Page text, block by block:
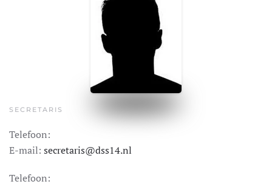
SECRETARIS
Telefoon:
E-mail: secretaris@dss14.nl
Telefoon: